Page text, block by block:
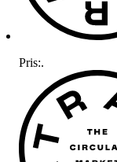
Pris:.